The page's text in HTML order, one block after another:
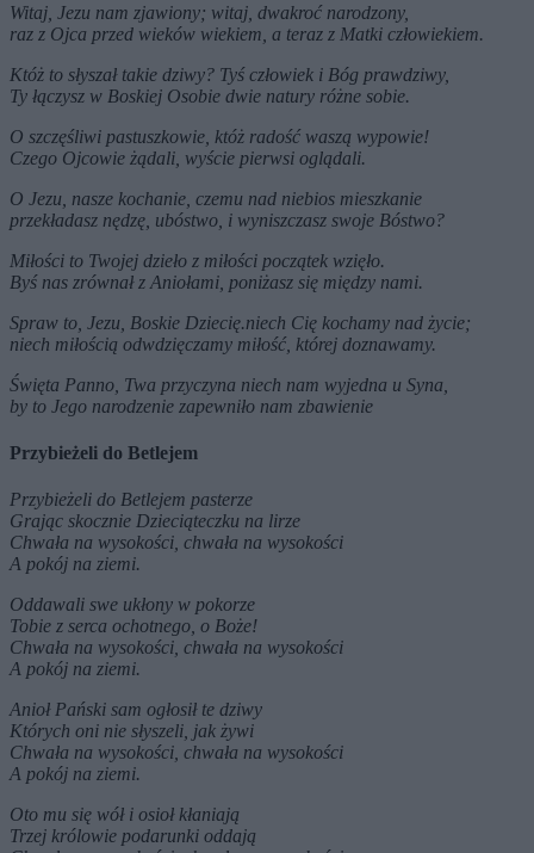
Witaj, Jezu nam zjawiony; witaj, dwakroć narodzony,
raz z Ojca przed wieków wiekiem, a teraz z Matki człowiekiem.
Któż to słyszał takie dziwy? Tyś człowiek i Bóg prawdziwy,
Ty łączysz w Boskiej Osobie dwie natury różne sobie.
O szczęśliwi pastuszkowie, któż radość waszą wypowie!
Czego Ojcowie żądali, wyście pierwsi oglądali.
O Jezu, nasze kochanie, czemu nad niebios mieszkanie
przekładasz nędzę, ubóstwo, i wyniszczasz swoje Bóstwo?
Miłości to Twojej dzieło z miłości początek wzięło.
Byś nas zrównał z Aniołami, poniżasz się między nami.
Spraw to, Jezu, Boskie Dziecię.niech Cię kochamy nad życie;
niech miłością odwdzięczamy miłość, której doznawamy.
Święta Panno, Twa przyczyna niech nam wyjedna u Syna,
by to Jego narodzenie zapewniło nam zbawienie
Przybieżeli do Betlejem
Przybieżeli do Betlejem pasterze
Grając skocznie Dzieciąteczku na lirze
Chwała na wysokości, chwała na wysokości
A pokój na ziemi.
Oddawali swe ukłony w pokorze
Tobie z serca ochotnego, o Boże!
Chwała na wysokości, chwała na wysokości
A pokój na ziemi.
Anioł Pański sam ogłosił te dziwy
Których oni nie słyszeli, jak żywi
Chwała na wysokości, chwała na wysokości
A pokój na ziemi.
Oto mu się wół i osioł kłaniają
Trzej królowie podarunki oddają